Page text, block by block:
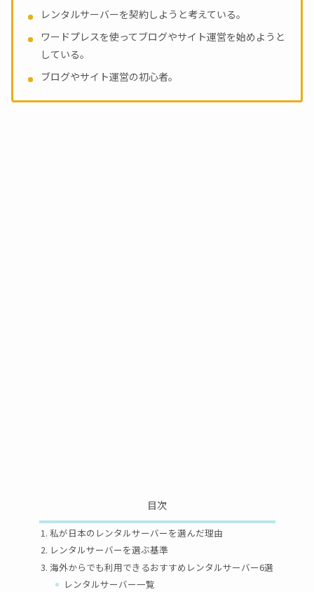
レンタルサーバーを契約しようと考えている。
ワードプレスを使ってブログやサイト運営を始めようと
している。
ブログやサイト運営の初心者。
目次
私が日本のレンタルサーバーを選んだ理由
レンタルサーバーを選ぶ基準
海外からでも利用できるおすすめレンタルサーバー6選
レンタルサーバー一覧